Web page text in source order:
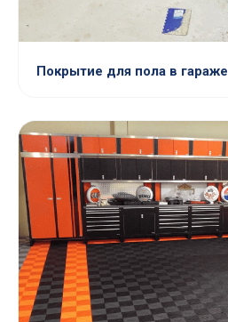
Покрытие для пола в гараже